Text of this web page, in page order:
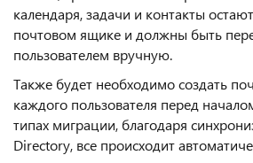
календаря, задачи и контакты
почтовом ящике и должны быть
пользователем вручную.
Также будет необходимо создать
каждого пользователя перед
типах миграции, благодаря
Directory, все происходит